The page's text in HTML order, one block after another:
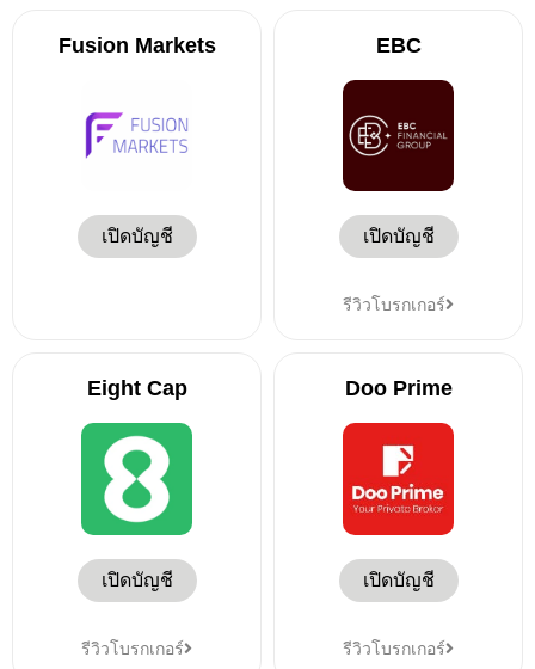
Fusion Markets
เปิดบัญชี
EBC
เปิดบัญชี
รีวิวโบรกเกอร์
Eight Cap
เปิดบัญชี
รีวิวโบรกเกอร์
Doo Prime
เปิดบัญชี
รีวิวโบรกเกอร์